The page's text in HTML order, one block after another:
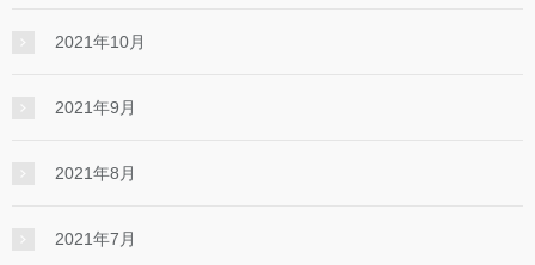
2021年10月
2021年9月
2021年8月
2021年7月